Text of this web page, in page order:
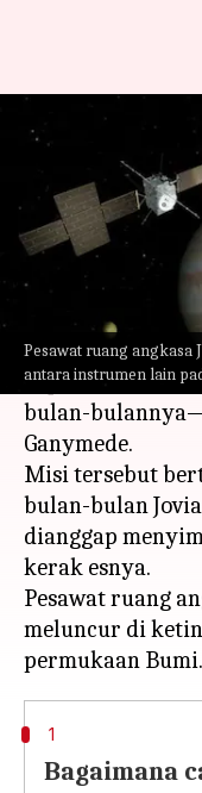
Pesawat ruang angkasa
antara instrumen lain
Di mana
apa misi
menulis Handoko Apr
Apa ceritanya
European Space
meluncurkan
Explorer), yang
bulan-
Ganymede.
Misi tersebut
bulan-bulan
dianggap
kerak esnya.
Pesawat ruang
meluncur di
1
Bagaimana